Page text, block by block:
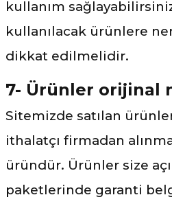
kullanım
kullanılacak ürünlere
dikkat edilmelidir.
7- Ürünler orijinal
Sitemizde satılan
ithalatçı firmadan
üründür. Ürünler size
paketlerinde garanti